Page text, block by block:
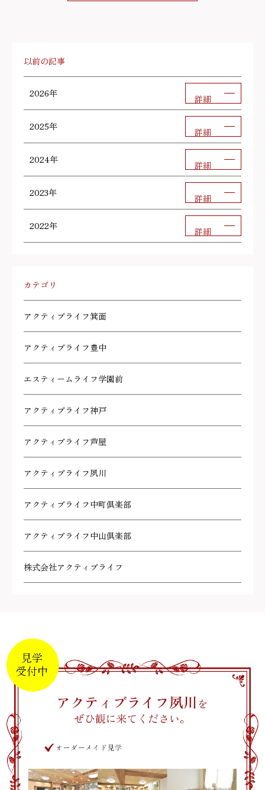
以前の記事
2026年 詳細
2025年 詳細
2024年 詳細
2023年 詳細
2022年 詳細
カテゴリ
アクティブライフ箕面
アクティブライフ豊中
エスティームライフ学園前
アクティブライフ神戸
アクティブライフ芦屋
アクティブライフ夙川
アクティブライフ中町倶楽部
アクティブライフ中山倶楽部
株式会社アクティブライフ